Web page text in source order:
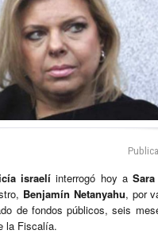
israelí interrogó hoy a
Benjamín Netanyahu, por
de fondos públicos, seis
la Fiscalía.